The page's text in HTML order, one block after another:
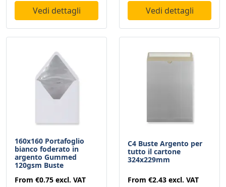
Vedi dettagli Vedi dettagli
160x160 Portafoglio
bianco foderato in
argento Gummed
120gsm Buste
From €0.75 excl. VAT
C4 Buste Argento per
tutto il cartone
324x229mm
From €2.43 excl. VAT